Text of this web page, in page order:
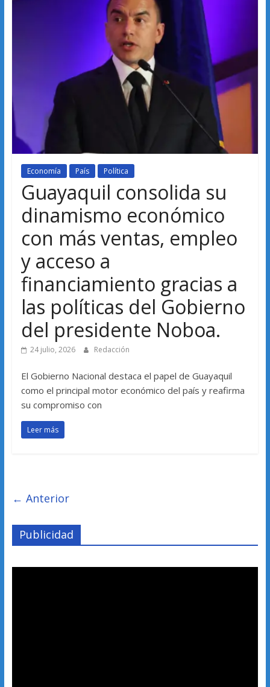
Economía País Política
Guayaquil consolida su
dinamismo económico
con más ventas, empleo
y acceso a
financiamiento gracias a
las políticas del Gobierno
del presidente Noboa.
24 julio, 2026 Redacción
El Gobierno Nacional destaca el papel de Guayaquil
como el principal motor económico del país y reafirma
su compromiso con
Leer más
← Anterior
Publicidad